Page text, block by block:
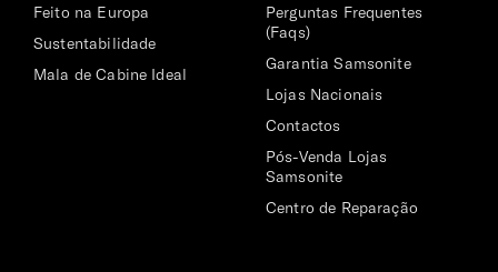
Feito na Europa
Sustentabilidade
Mala de Cabine Ideal
Perguntas Frequentes
(Faqs)
Garantia Samsonite
Lojas Nacionais
Contactos
Pós-Venda Lojas
Samsonite
Centro de Reparação